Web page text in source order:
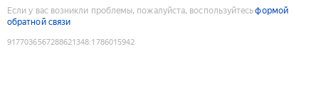
Если у вас возникли проблемы, пожалуйста, воспользуйтесьформой
обратной связи
9177036567288621348:1786015942